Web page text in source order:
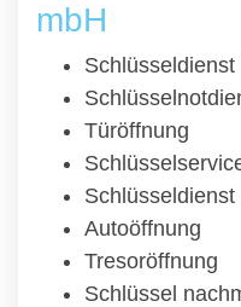
mbH
Schlüsseldienst
Türöffnung
Autoöffnung
Tresoröffnung
Schlüssel